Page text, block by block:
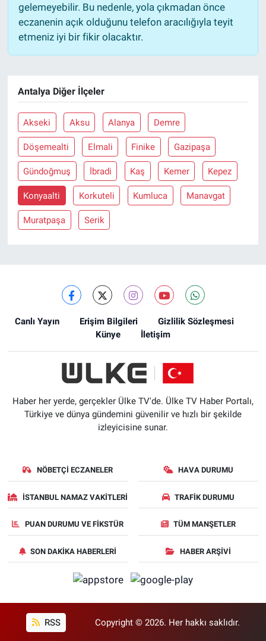
gelemeyebilir. Bu nedenle, yola çıkmadan önce
eczanenin açık olduğunu telefon aracılığıyla teyit
etmeniz iyi bir fikir olacaktır.
Antalya Diğer İlçeler
Akseki Aksu Alanya Demre
Döşemealti Elmali Finike Gazipaşa
Gündoğmuş İbradi Kaş Kemer Kepez
Konyaalti Korkuteli Kumluca Manavgat
Muratpaşa Serik
Canlı Yayın Erişim Bilgileri
Gizlilik Sözleşmesi
Künye
İletişim
Haber her yerde, gerçekler Ülke TV'de. Ülke TV Haber Portalı,
Türkiye ve dünya gündemini güvenilir ve hızlı bir şekilde
izleyicisine sunar.
NÖBETÇI ECZANELER HAVA DURUMU
İSTANBUL NAMAZ VAKITLERI TRAFIK DURUMU
PUAN DURUMU VE FIKSTÜR TÜM MANŞETLER
SON DAKIKA HABERLERI HABER ARŞIVI
RSS Copyright © 2026. Her hakkı saklıdır.